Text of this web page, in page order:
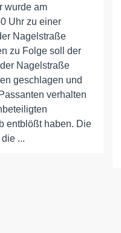
wurde am
Uhr zu einer
Nagelstraße
zu Folge soll der
Nagelstraße
geschlagen und
verhalten
entblößt haben. Die
...